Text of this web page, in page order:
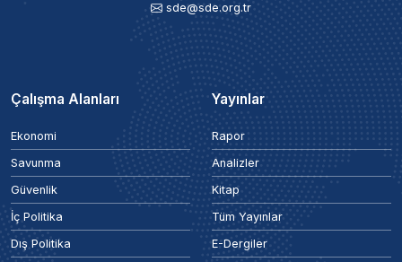
sde@sde.org.tr
Çalışma Alanları
Ekonomi
Savunma
Güvenlik
İç Politika
Dış Politika
Yayınlar
Rapor
Analizler
Kitap
Tüm Yayınlar
E-Dergiler